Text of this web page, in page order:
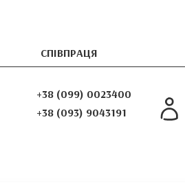
СПІВПРАЦЯ
+38 (099) 0023400
+38 (093) 9043191